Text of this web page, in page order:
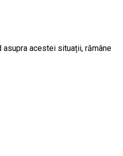
asupra acestei situații, rămâne